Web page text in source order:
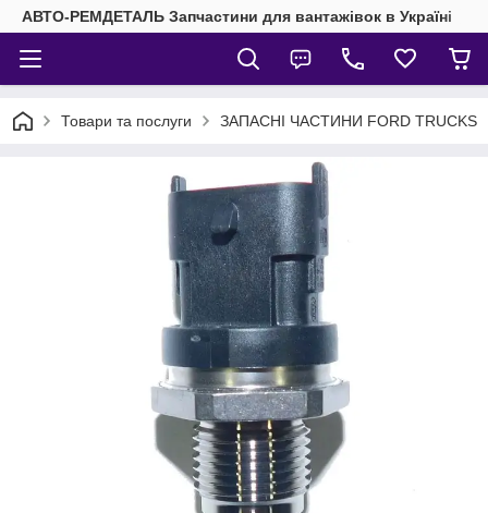
АВТО-РЕМДЕТАЛЬ Запчастини для вантажівок в Україні
Товари та послуги ЗАПАСНІ ЧАСТИНИ FORD TRUCKS